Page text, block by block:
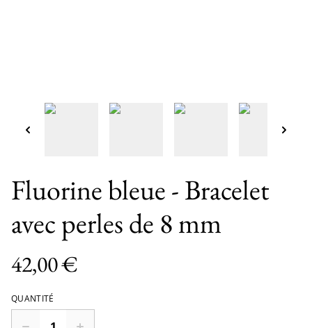
Fluorine bleue - Bracelet
avec perles de 8 mm
42,00 €
QUANTITÉ